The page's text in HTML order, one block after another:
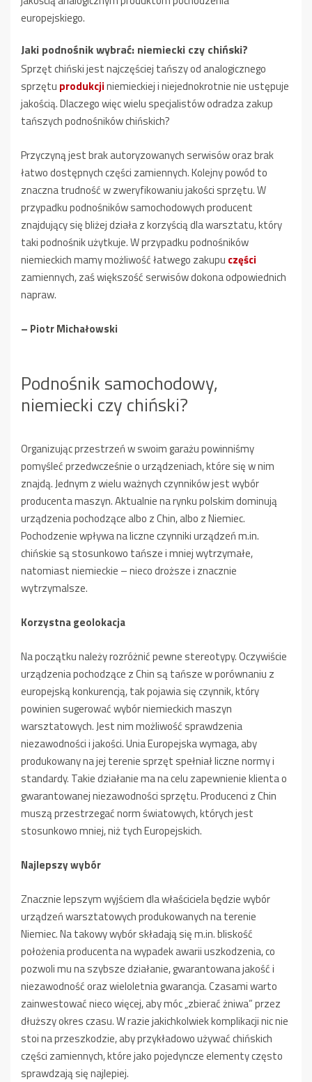
europejskiego.
Jaki podnośnik wybrać: niemiecki czy chiński?
Sprzęt chiński jest najczęściej tańszy od analogicznego
sprzętu produkcjiniemieckiej i niejednokrotnie nie ustępuje
jakością. Dlaczego więc wielu specjalistów odradza zakup
tańszych podnośników chińskich?
Przyczyną jest brak autoryzowanych serwisów oraz brak
łatwo dostępnych części zamiennych. Kolejny powód to
znaczna trudność w zweryfikowaniu jakości sprzętu. W
przypadku podnośników samochodowych producent
znajdujący się bliżej działa z korzyścią dla warsztatu, który
taki podnośnik użytkuje. W przypadku podnośników
niemieckich mamy możliwość łatwego zakupu części
zamiennych, zaś większość serwisów dokona odpowiednich
napraw.
– Piotr Michałowski
Podnośnik samochodowy,
niemiecki czy chiński?
Organizując przestrzeń w swoim garażu powinniśmy
pomyśleć przedwcześnie o urządzeniach, które się w nim
znajdą. Jednym z wielu ważnych czynników jest wybór
producenta maszyn. Aktualnie na rynku polskim dominują
urządzenia pochodzące albo z Chin, albo z Niemiec.
Pochodzenie wpływa na liczne czynniki urządzeń m.in.
chińskie są stosunkowo tańsze i mniej wytrzymałe,
natomiast niemieckie – nieco droższe i znacznie
wytrzymalsze.
Korzystna geolokacja
Na początku należy rozróżnić pewne stereotypy. Oczywiście
urządzenia pochodzące z Chin są tańsze w porównaniu z
europejską konkurencją, tak pojawia się czynnik, który
powinien sugerować wybór niemieckich maszyn
warsztatowych. Jest nim możliwość sprawdzenia
niezawodności i jakości. Unia Europejska wymaga, aby
produkowany na jej terenie sprzęt spełniał liczne normy i
standardy. Takie działanie ma na celu zapewnienie klienta o
gwarantowanej niezawodności sprzętu. Producenci z Chin
muszą przestrzegać norm światowych, których jest
stosunkowo mniej, niż tych Europejskich.
Najlepszy wybór
Znacznie lepszym wyjściem dla właściciela będzie wybór
urządzeń warsztatowych produkowanych na terenie
Niemiec. Na takowy wybór składają się m.in. bliskość
położenia producenta na wypadek awarii uszkodzenia, co
pozwoli mu na szybsze działanie, gwarantowana jakość i
niezawodność oraz wieloletnia gwarancja. Czasami warto
zainwestować nieco więcej, aby móc „zbierać żniwa” przez
dłuższy okres czasu. W razie jakichkolwiek komplikacji nic nie
stoi na przeszkodzie, aby przykładowo używać chińskich
części zamiennych, które jako pojedyncze elementy często
sprawdzają się najlepiej.